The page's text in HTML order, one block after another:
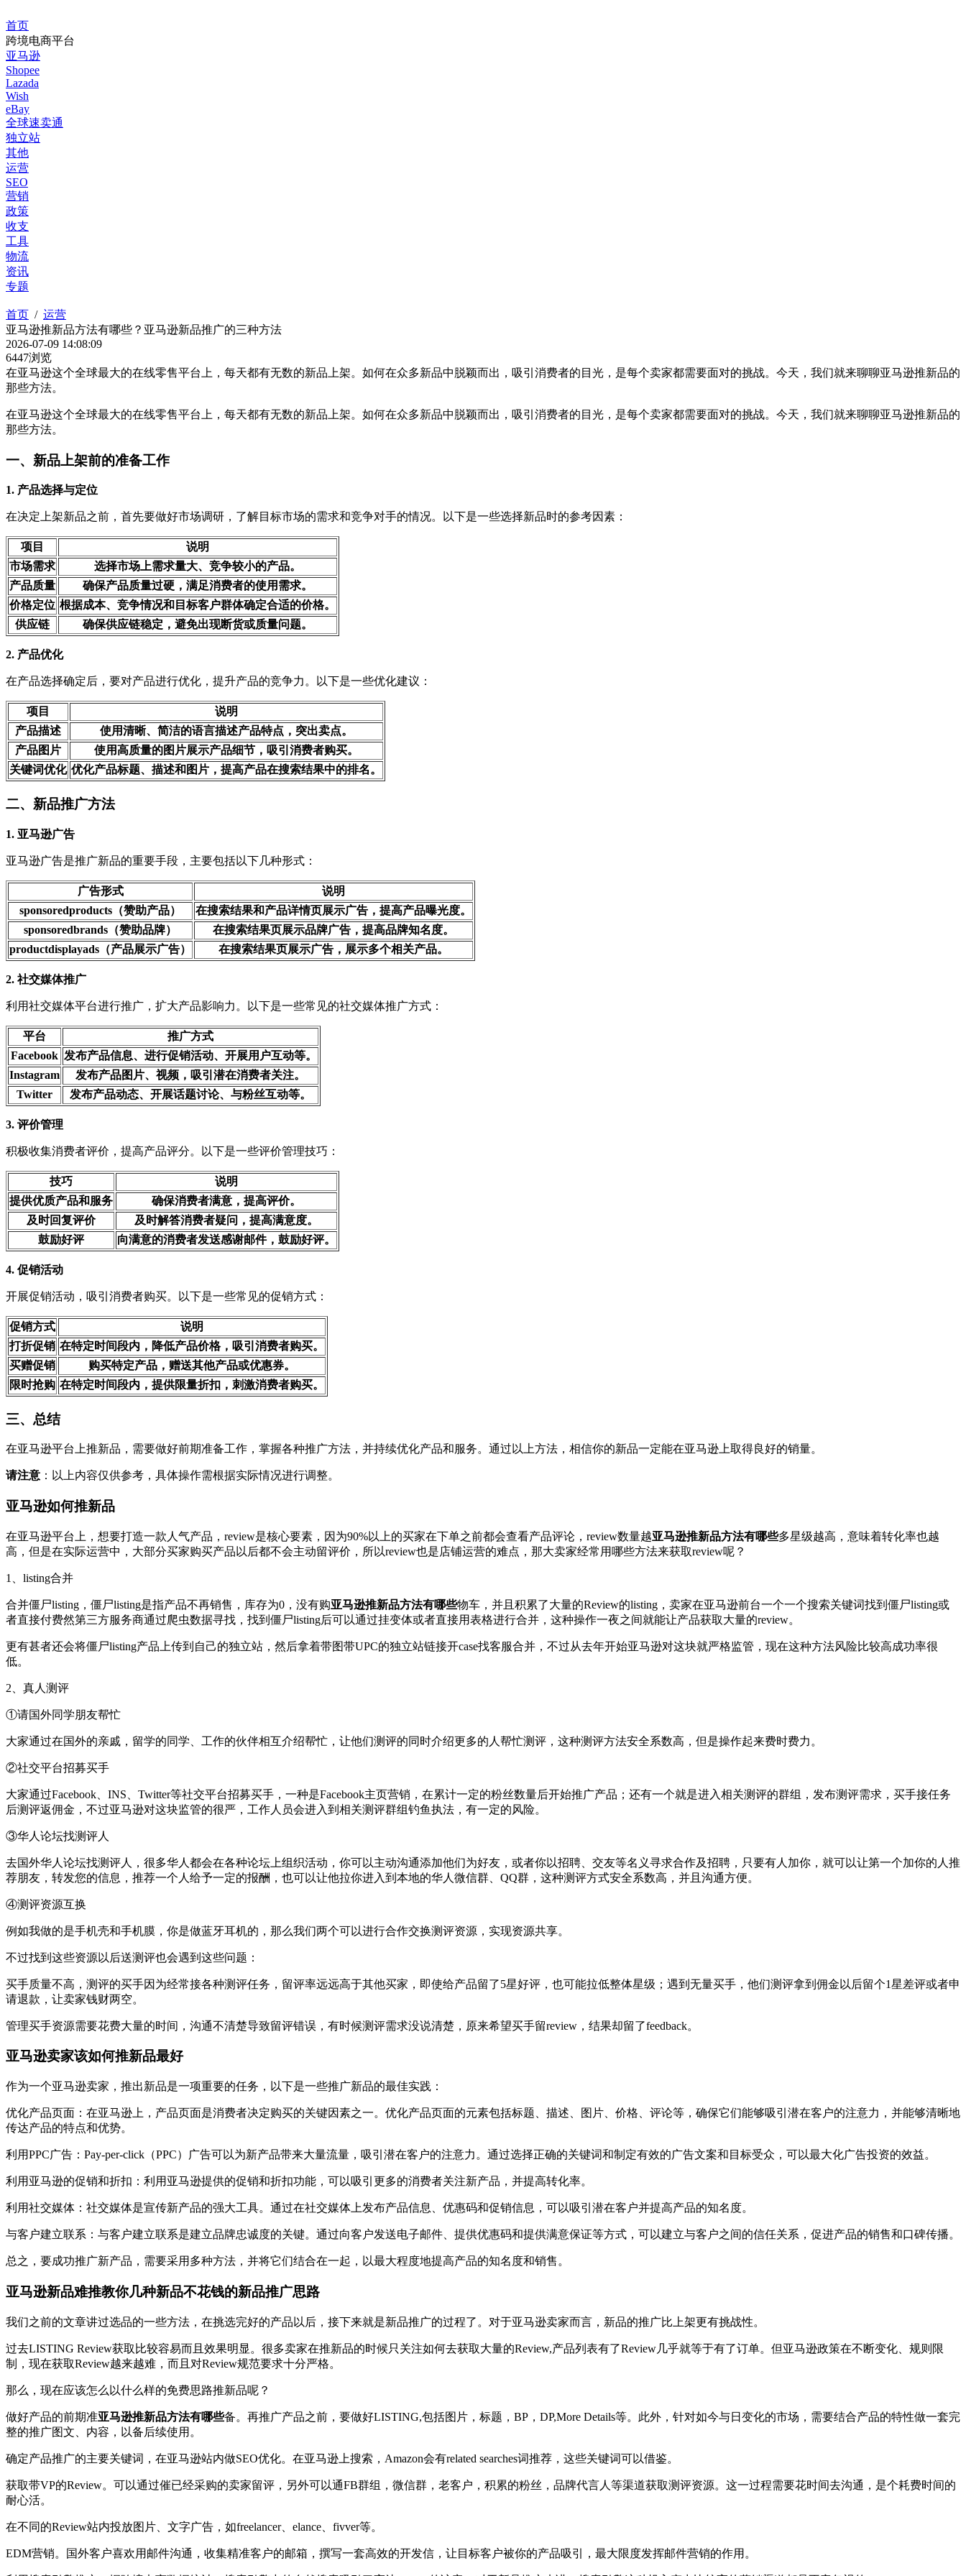
首页
跨境电商平台
亚马逊
Shopee
Lazada
Wish
eBay
全球速卖通
独立站
其他
运营
SEO
营销
政策
收支
工具
物流
资讯
专题
首页 / 运营
亚马逊推新品方法有哪些？亚马逊新品推广的三种方法
2026-07-09 14:08:09
6447浏览
在亚马逊这个全球最大的在线零售平台上，每天都有无数的新品上架。如何在众多新品中脱颖而出，吸引消费者的目光，是每个卖家都需要面对的挑战。今天，我们就来聊聊亚马逊推新品的
那些方法。
在亚马逊这个全球最大的在线零售平台上，每天都有无数的新品上架。如何在众多新品中脱颖而出，吸引消费者的目光，是每个卖家都需要面对的挑战。今天，我们就来聊聊亚马逊推新品的
那些方法。
一、新品上架前的准备工作
1. 产品选择与定位
在决定上架新品之前，首先要做好市场调研，了解目标市场的需求和竞争对手的情况。以下是一些选择新品时的参考因素：
项目
说明
市场需求
选择市场上需求量大、竞争较小的产品。
产品质量
确保产品质量过硬，满足消费者的使用需求。
价格定位 根据成本、竞争情况和目标客户群体确定合适的价格。
供应链
确保供应链稳定，避免出现断货或质量问题。
2. 产品优化
在产品选择确定后，要对产品进行优化，提升产品的竞争力。以下是一些优化建议：
项目
说明
产品描述
使用清晰、简洁的语言描述产品特点，突出卖点。
产品图片
使用高质量的图片展示产品细节，吸引消费者购买。
关键词优化 优化产品标题、描述和图片，提高产品在搜索结果中的排名。
二、新品推广方法
1. 亚马逊广告
亚马逊广告是推广新品的重要手段，主要包括以下几种形式：
广告形式
说明
sponsoredproducts（赞助产品）
在搜索结果和产品详情页展示广告，提高产品曝光度。
sponsoredbrands（赞助品牌）
在搜索结果页展示品牌广告，提高品牌知名度。
productdisplayads（产品展示广告）
在搜索结果页展示广告，展示多个相关产品。
2. 社交媒体推广
利用社交媒体平台进行推广，扩大产品影响力。以下是一些常见的社交媒体推广方式：
平台
推广方式
Facebook 发布产品信息、进行促销活动、开展用户互动等。
Instagram
发布产品图片、视频，吸引潜在消费者关注。
Twitter
发布产品动态、开展话题讨论、与粉丝互动等。
3. 评价管理
积极收集消费者评价，提高产品评分。以下是一些评价管理技巧：
技巧
说明
提供优质产品和服务
确保消费者满意，提高评价。
及时回复评价
及时解答消费者疑问，提高满意度。
鼓励好评
向满意的消费者发送感谢邮件，鼓励好评。
4. 促销活动
开展促销活动，吸引消费者购买。以下是一些常见的促销方式：
促销方式
说明
打折促销 在特定时间段内，降低产品价格，吸引消费者购买。
买赠促销
购买特定产品，赠送其他产品或优惠券。
限时抢购 在特定时间段内，提供限量折扣，刺激消费者购买。
三、总结
在亚马逊平台上推新品，需要做好前期准备工作，掌握各种推广方法，并持续优化产品和服务。通过以上方法，相信你的新品一定能在亚马逊上取得良好的销量。
请注意 ：以上内容仅供参考，具体操作需根据实际情况进行调整。
亚马逊如何推新品
在亚马逊平台上，想要打造一款人气产品，review是核心要素，因为90%以上的买家在下单之前都会查看产品评论，review数量越亚马逊推新品方法有哪些多星级越高，意味着转化率也越
高，但是在实际运营中，大部分买家购买产品以后都不会主动留评价，所以review也是店铺运营的难点，那大卖家经常用哪些方法来获取review呢？
1、listing合并
合并僵尸listing，僵尸listing是指产品不再销售，库存为0，没有购亚马逊推新品方法有哪些物车，并且积累了大量的Review的listing，卖家在亚马逊前台一个一个搜索关键词找到僵尸listing或
者直接付费然第三方服务商通过爬虫数据寻找，找到僵尸listing后可以通过挂变体或者直接用表格进行合并，这种操作一夜之间就能让产品获取大量的review。
更有甚者还会将僵尸listing产品上传到自己的独立站，然后拿着带图带UPC的独立站链接开case找客服合并，不过从去年开始亚马逊对这块就严格监管，现在这种方法风险比较高成功率很
低。
2、真人测评
①请国外同学朋友帮忙
大家通过在国外的亲戚，留学的同学、工作的伙伴相互介绍帮忙，让他们测评的同时介绍更多的人帮忙测评，这种测评方法安全系数高，但是操作起来费时费力。
②社交平台招募买手
大家通过Facebook、INS、Twitter等社交平台招募买手，一种是Facebook主页营销，在累计一定的粉丝数量后开始推广产品；还有一个就是进入相关测评的群组，发布测评需求，买手接任务
后测评返佣金，不过亚马逊对这块监管的很严，工作人员会进入到相关测评群组钓鱼执法，有一定的风险。
③华人论坛找测评人
去国外华人论坛找测评人，很多华人都会在各种论坛上组织活动，你可以主动沟通添加他们为好友，或者你以招聘、交友等名义寻求合作及招聘，只要有人加你，就可以让第一个加你的人推
荐朋友，转发您的信息，推荐一个人给予一定的报酬，也可以让他拉你进入到本地的华人微信群、QQ群，这种测评方式安全系数高，并且沟通方便。
④测评资源互换
例如我做的是手机壳和手机膜，你是做蓝牙耳机的，那么我们两个可以进行合作交换测评资源，实现资源共享。
不过找到这些资源以后送测评也会遇到这些问题：
买手质量不高，测评的买手因为经常接各种测评任务，留评率远远高于其他买家，即使给产品留了5星好评，也可能拉低整体星级；遇到无量买手，他们测评拿到佣金以后留个1星差评或者申
请退款，让卖家钱财两空。
管理买手资源需要花费大量的时间，沟通不清楚导致留评错误，有时候测评需求没说清楚，原来希望买手留review，结果却留了feedback。
亚马逊卖家该如何推新品最好
作为一个亚马逊卖家，推出新品是一项重要的任务，以下是一些推广新品的最佳实践：
优化产品页面：在亚马逊上，产品页面是消费者决定购买的关键因素之一。优化产品页面的元素包括标题、描述、图片、价格、评论等，确保它们能够吸引潜在客户的注意力，并能够清晰地
传达产品的特点和优势。
利用PPC广告：Pay-per-click（PPC）广告可以为新产品带来大量流量，吸引潜在客户的注意力。通过选择正确的关键词和制定有效的广告文案和目标受众，可以最大化广告投资的效益。
利用亚马逊的促销和折扣：利用亚马逊提供的促销和折扣功能，可以吸引更多的消费者关注新产品，并提高转化率。
利用社交媒体：社交媒体是宣传新产品的强大工具。通过在社交媒体上发布产品信息、优惠码和促销信息，可以吸引潜在客户并提高产品的知名度。
与客户建立联系：与客户建立联系是建立品牌忠诚度的关键。通过向客户发送电子邮件、提供优惠码和提供满意保证等方式，可以建立与客户之间的信任关系，促进产品的销售和口碑传播。
总之，要成功推广新产品，需要采用多种方法，并将它们结合在一起，以最大程度地提高产品的知名度和销售。
亚马逊新品难推教你几种新品不花钱的新品推广思路
我们之前的文章讲过选品的一些方法，在挑选完好的产品以后，接下来就是新品推广的过程了。对于亚马逊卖家而言，新品的推广比上架更有挑战性。
过去LISTING Review获取比较容易而且效果明显。很多卖家在推新品的时候只关注如何去获取大量的Review,产品列表有了Review几乎就等于有了订单。但亚马逊政策在不断变化、规则限
制，现在获取Review越来越难，而且对Review规范要求十分严格。
那么，现在应该怎么以什么样的免费思路推新品呢？
做好产品的前期准亚马逊推新品方法有哪些备。再推广产品之前，要做好LISTING,包括图片，标题，BP，DP,More Details等。此外，针对如今与日变化的市场，需要结合产品的特性做一套完
整的推广图文、内容，以备后续使用。
确定产品推广的主要关键词，在亚马逊站内做SEO优化。在亚马逊上搜索，Amazon会有related searches词推荐，这些关键词可以借鉴。
获取带VP的Review。可以通过催已经采购的卖家留评，另外可以通FB群组，微信群，老客户，积累的粉丝，品牌代言人等渠道获取测评资源。这一过程需要花时间去沟通，是个耗费时间的
耐心活。
在不同的Review站内投放图片、文字广告，如freelancer、elance、fivver等。
EDM营销。国外客户喜欢用邮件沟通，收集精准客户的邮箱，撰写一套高效的开发信，让目标客户被你的产品吸引，最大限度发挥邮件营销的作用。